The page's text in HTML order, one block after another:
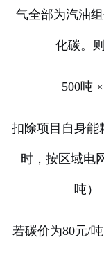
气全部为汽油
化碳。
500吨
扣除项目自身能
时，按区域电
吨）
若碳价为80元/